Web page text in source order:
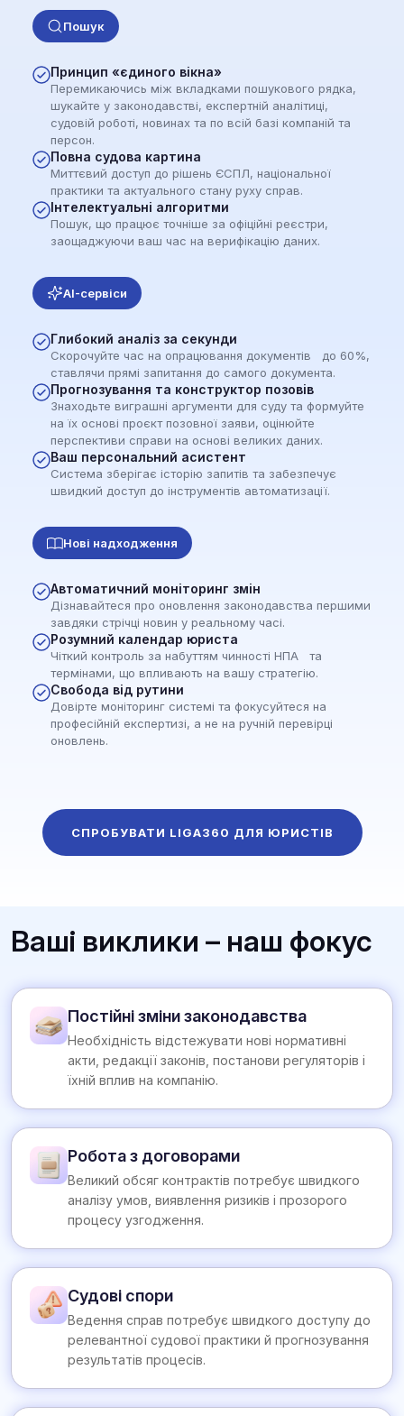
Пошук
Принцип «єдиного вікна»
Перемикаючись між вкладками пошукового рядка,
шукайте у законодавстві, експертній аналітиці,
судовій роботі, новинах та по всій базі компаній та
персон.
Повна судова картина
Миттєвий доступ до рішень ЄСПЛ, національної
практики та актуального стану руху справ.
Інтелектуальні алгоритми
Пошук, що працює точніше за офіційні реєстри,
заощаджуючи ваш час на верифікацію даних.
AI-сервіси
Глибокий аналіз за секунди
Скорочуйте час на опрацювання документів до 60%,
ставлячи прямі запитання до самого документа.
Прогнозування та конструктор позовів
Знаходьте виграшні аргументи для суду та формуйте
на їх основі проєкт позовної заяви, оцінюйте
перспективи справи на основі великих даних.
Ваш персональний асистент
Система зберігає історію запитів та забезпечує
швидкий доступ до інструментів автоматизації.
Нові надходження
Автоматичний моніторинг змін
Дізнавайтеся про оновлення законодавства першими
завдяки стрічці новин у реальному часі.
Розумний календар юриста
Чіткий контроль за набуттям чинності НПА та
термінами, що впливають на вашу стратегію.
Свобода від рутини
Довірте моніторинг системі та фокусуйтеся на
професійній експертизі, а не на ручній перевірці
оновлень.
СПРОБУВАТИ LIGA360 ДЛЯ ЮРИСТІВ
Ваші виклики – наш фокус
Постійні зміни законодавства
Необхідність відстежувати нові нормативні
акти, редакції законів, постанови регуляторів і
їхній вплив на компанію.
Робота з договорами
Великий обсяг контрактів потребує швидкого
аналізу умов, виявлення ризиків і прозорого
процесу узгодження.
Судові спори
Ведення справ потребує швидкого доступу до
релевантної судової практики й прогнозування
результатів процесів.